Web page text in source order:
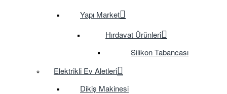
Yapı Market
Hırdavat Ürünleri
Silikon Tabancası
Elektrikli Ev Aletleri
Dikiş Makinesi